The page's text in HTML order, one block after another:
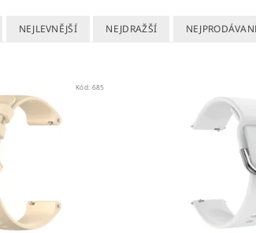
NEJLEVNĚJŠÍ NEJDRAŽŠÍ
Kód: 685